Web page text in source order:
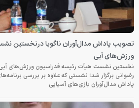
تصویب پاداش مدال‌آوران ناگویا درنخستین
ورزش‌های آبی
نخستین نشست هیأت رئیسه فدراسیون ورزش‌های
رضوانی برگزار شد؛ نشستی که علاوه بر بررسی
پاداش مدال‌آوران بازی‌های آسیایی